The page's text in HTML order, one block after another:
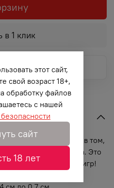
в 1 клик
срок доставки
уретрального плага в том,
изгибы тела. Это
уретральных игр!
16 см, рабочая - 11см.
этот сайт,
свой возраст 18+,
обработку файлов
с нашей
сайт
18 лет